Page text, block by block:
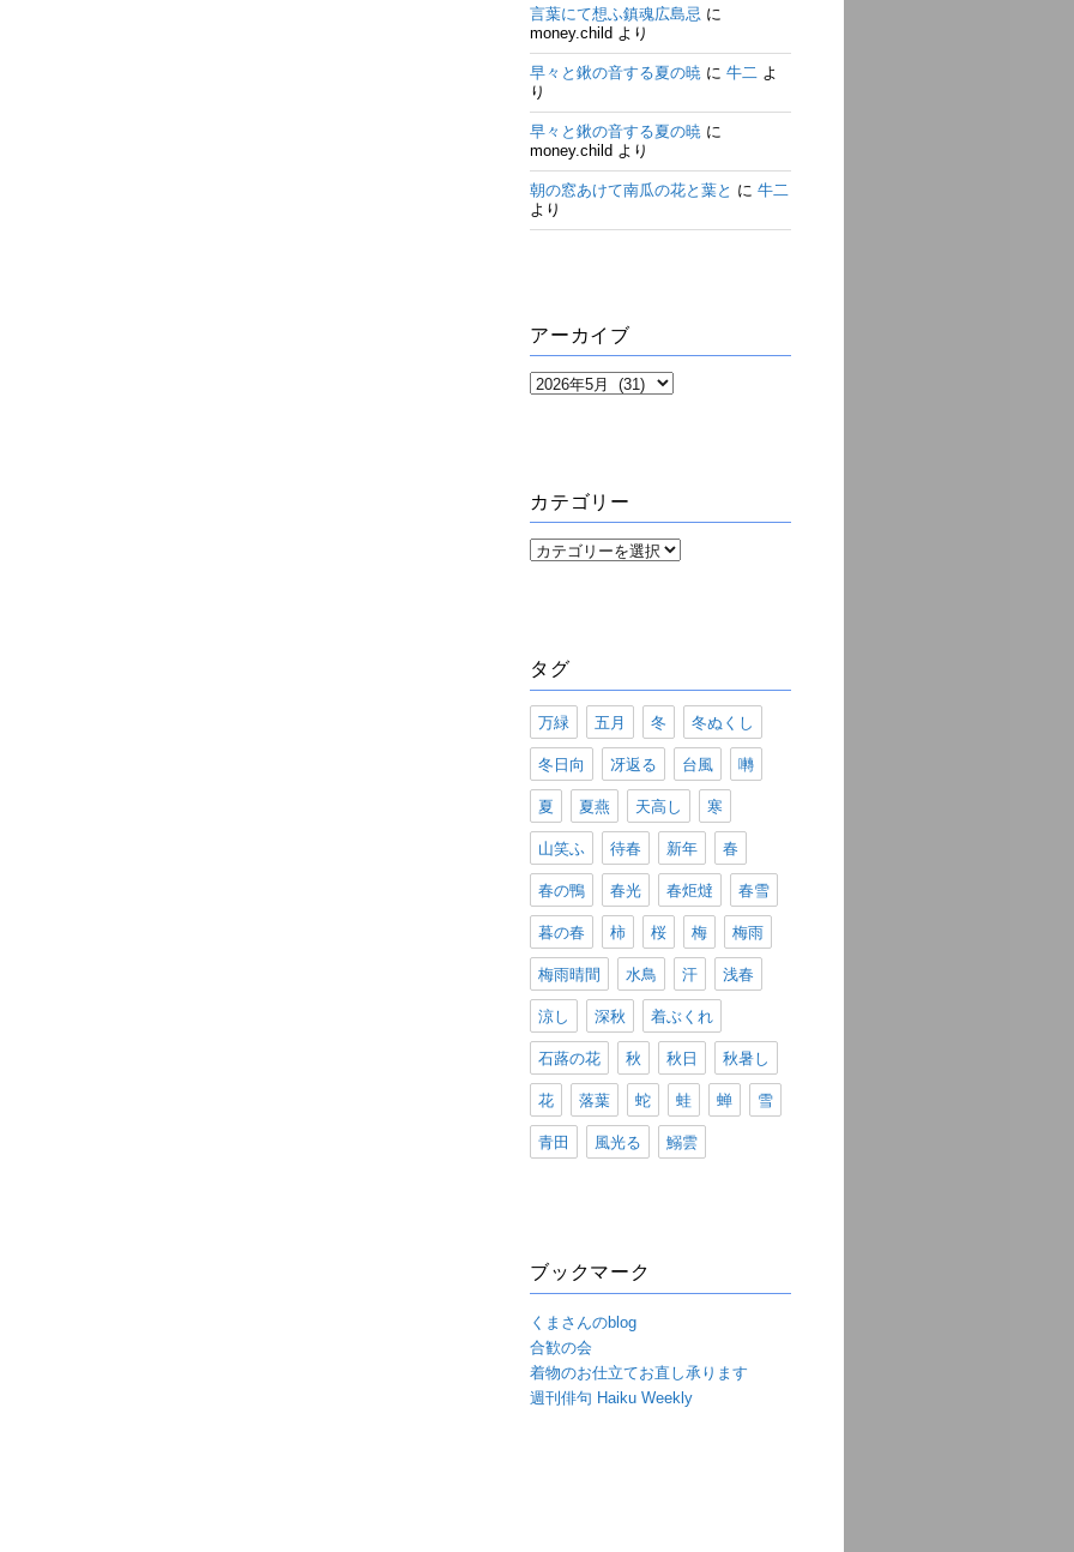
言葉にて想ふ鎮魂広島忌 に
money.child より
早々と鍬の音する夏の暁 に牛二 よ
り
早々と鍬の音する夏の暁 に
money.child より
朝の窓あけて南瓜の花と葉と に牛二
より
アーカイブ
ア
カテゴリー
カ
タグ
万緑 五月 冬 冬ぬくし
冬日向 冴返る 台風 囀
夏 夏燕 天高し 寒
山笑ふ 待春 新年 春
春の鴨 春光 春炬燵 春雪
暮の春 柿 桜 梅 梅雨
梅雨晴間 水鳥 汗 浅春
涼し 深秋 着ぶくれ
石蕗の花 秋 秋日 秋暑し
花 落葉 蛇 蛙 蝉 雪
青田 風光る 鰯雲
ブックマーク
くまさんのblog
合歓の会
着物のお仕立てお直し承ります
週刊俳句 Haiku Weekly